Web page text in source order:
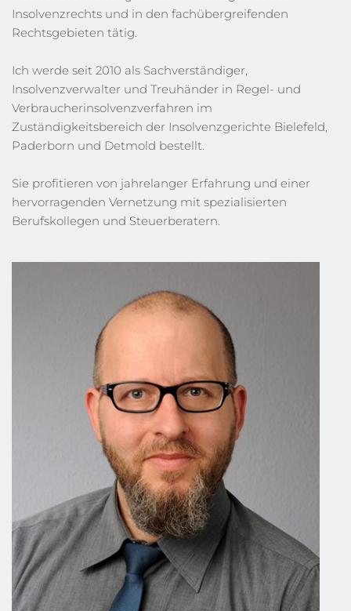
Insolvenzrechts und in den fachübergreifenden
Rechtsgebieten tätig.
Ich werde seit 2010 als Sachverständiger,
Insolvenzverwalter und Treuhänder in Regel- und
Verbraucherinsolvenzverfahren im
Zuständigkeitsbereich der Insolvenzgerichte Bielefeld,
Paderborn und Detmold bestellt.
Sie profitieren von jahrelanger Erfahrung und einer
hervorragenden Vernetzung mit spezialisierten
Berufskollegen und Steuerberatern.